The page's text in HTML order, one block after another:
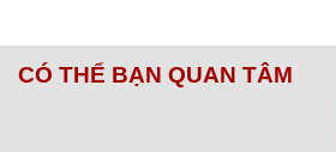
CÓ THỂ BẠN QUAN TÂM